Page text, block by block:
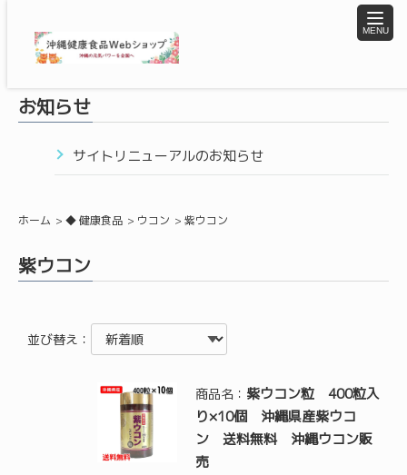
toggle
お知らせ
サイトリニューアルのお知らせ
ホーム ◆ 健康食品 ウコン 紫ウコン
紫ウコン
並び替え：
商品名： 紫ウコン粒 400粒入
り×10個 沖縄県産紫ウコ
ン 送料無料 沖縄ウコン販
売